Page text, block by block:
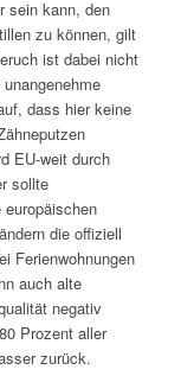
sein kann, den
zu können, gilt
ist dabei nicht
dass hier keine
EU-weit durch
sollte
europäischen
die offiziell
Ferienwohnungen
auch alte
negativ
Prozent aller
zurück.